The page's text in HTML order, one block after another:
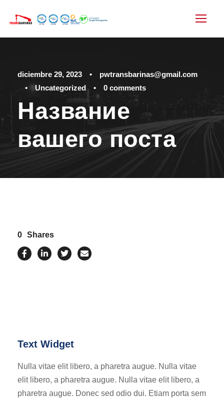
diciembre 29, 2023 •
pwtransbarinas@gmail.com
•
Uncategorized • 0 comments
Название
вашего поста
0 Shares
Text Widget
Nulla vitae elit libero, a pharetra augue. Nulla vitae
elit libero, a pharetra augue. Nulla vitae elit libero, a
pharetra augue. Donec sed odio dui. Etiam porta sem